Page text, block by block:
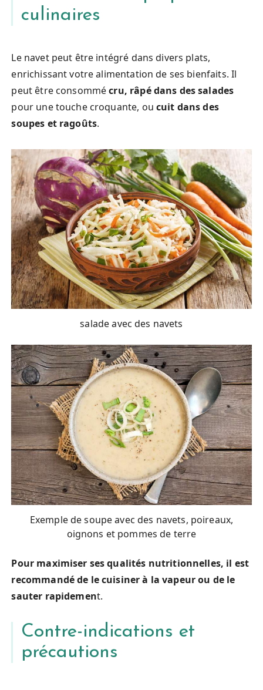
culinaires
Le navet peut être intégré dans divers plats,
enrichissant votre alimentation de ses bienfaits. Il
peut être consommécru, râpé dans des salades
pour une touche croquante, ou cuit dans des
soupes et ragoûts.
salade avec des navets
Exemple de soupe avec des navets, poireaux,
oignons et pommes de terre
Pour maximiser ses qualités nutritionnelles, il est
recommandé de le cuisiner à la vapeur ou de le
sauter rapidement.
Contre-indications et
précautions